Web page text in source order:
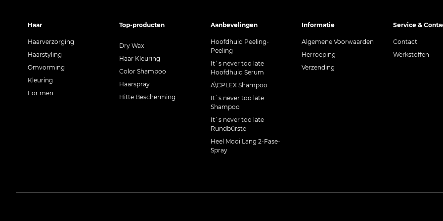
Haar
Haarverzorging
Haarstyling
Omvorming
Kleuring
For men
Top-producten
Dry Wax
Haar Kleuring
Color Shampoo
Haarspray
Hitte Bescherming
Aanbevelingen
Hoofdhuid Peeling-
Peeling
It`s never too late
Hoofdhuid Serum
A\CPLEX Shampoo
It`s never too late
Shampoo
It`s never too late
Rundbürste
Heel Mooi Lang 2-Fase-
Spray
Informatie
Algemene Voorwaarden
Herroeping
Verzending
Service &
Contact
Werkstoffen